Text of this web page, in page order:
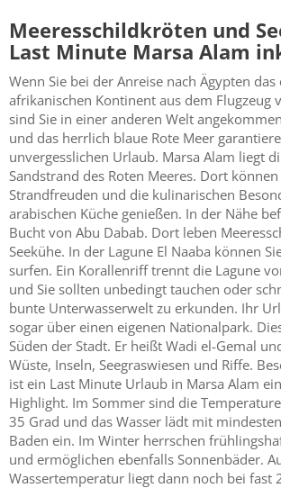
Meeresschildkröten und
Last Minute Marsa Alam
Wenn Sie bei der Anreise nach Ägypten das
afrikanischen Kontinent aus dem Flugzeug
sind Sie in einer anderen Welt
und das herrlich blaue Rote Meer
unvergesslichen Urlaub. Marsa Alam liegt
Sandstrand des Roten Meeres. Dort
Strandfreuden und die kulinarischen
arabischen Küche genießen. In der Nähe
Bucht von Abu Dabab. Dort leben
Seekühe. In der Lagune El Naaba können
surfen. Ein Korallenriff trennt die Lagune
und Sie sollten unbedingt tauchen oder
bunte Unterwasserwelt zu erkunden. Ihr
sogar über einen eigenen Nationalpark.
Süden der Stadt. Er heißt Wadi el-Gemal
Wüste, Inseln, Seegraswiesen und Riffe.
ist ein Last Minute Urlaub in Marsa Alam
Highlight. Im Sommer sind die
35 Grad und das Wasser lädt mit
Baden ein. Im Winter herrschen
und ermöglichen ebenfalls Sonnenbäder.
Wassertemperatur liegt dann noch bei fast